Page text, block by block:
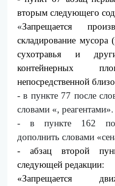
вторым следующего
«Запрещается
складирование мусора
сухотравья и
контейнерных
непосредственной
- в пункте 77 после
словами «, реагентами».
- в пункте 162
дополнить словами
- абзац второй
следующей редакции:
«Запрещается